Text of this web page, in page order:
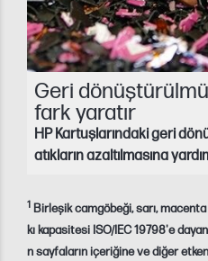
Geri
fark yaratır
HP Kartuşlarındaki geri
atıkların azaltılmasına
1 Birleşik camgöbeği, sarı,
kı kapasitesi ISO/IEC 19798'e
n sayfaların içeriğine ve diğer